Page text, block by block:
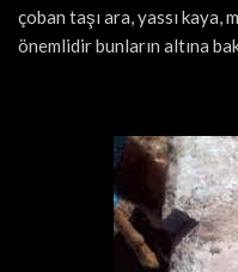
çoban taşı ara, yassı kaya,
önemlidir bunların altına